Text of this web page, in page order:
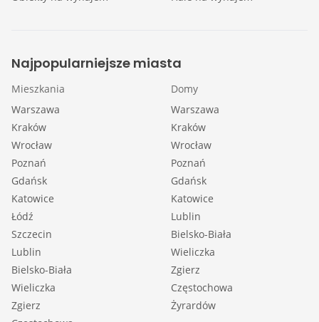
Najpopularniejsze miasta
Mieszkania
Warszawa
Kraków
Wrocław
Poznań
Gdańsk
Katowice
Łódź
Szczecin
Lublin
Bielsko-Biała
Wieliczka
Zgierz
Domy
Warszawa
Kraków
Wrocław
Poznań
Gdańsk
Katowice
Lublin
Bielsko-Biała
Wieliczka
Zgierz
Częstochowa
Żyrardów